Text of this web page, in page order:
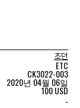
조던
ETC
CK3022-003
2020년 04월 06일
100 USD
-